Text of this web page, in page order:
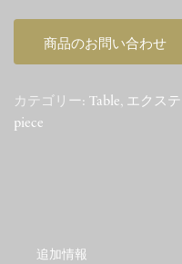
商品のお問い合わせ
カテゴリー: Table, エクス
piece
追加情報